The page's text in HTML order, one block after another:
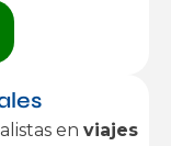
en viajes